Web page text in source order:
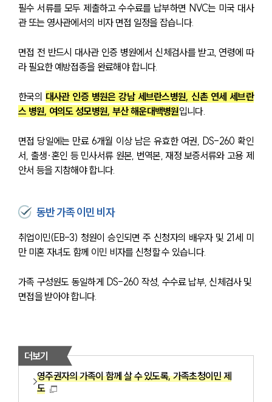
대륜법률상담예약
필수 서류를 모두 제출하고 수수료를 납부하면 NVC는 미국 대사
관 또는 영사관에서의 비자 면접 일정을 잡습니다.
면접 전 반드시 대사관 인증 병원에서 신체검사를 받고, 연령에 따
라 필요한 예방접종을 완료해야 합니다.
한국의 대사관 인증 병원은 강남 세브란스병원, 신촌 연세 세브란
스 병원, 여의도 성모병원, 부산 해운대백병원입니다.
면접 당일에는 만료 6개월 이상 남은 유효한 여권, DS-260 확인
서, 출생·혼인 등 민사서류 원본, 번역본, 재정 보증서류와 고용 제
안서 등을 지참해야 합니다.
동반 가족 이민 비자
취업이민(EB-3) 청원이 승인되면 주 신청자의 배우자 및 21세 미
만 미혼 자녀도 함께 이민 비자를 신청할 수 있습니다.
가족 구성원도 동일하게 DS-260 작성, 수수료 납부, 신체검사 및
면접을 받아야 합니다.
더보기
영주권자의 가족이 함께 살 수 있도록, 가족초청이민 제
도